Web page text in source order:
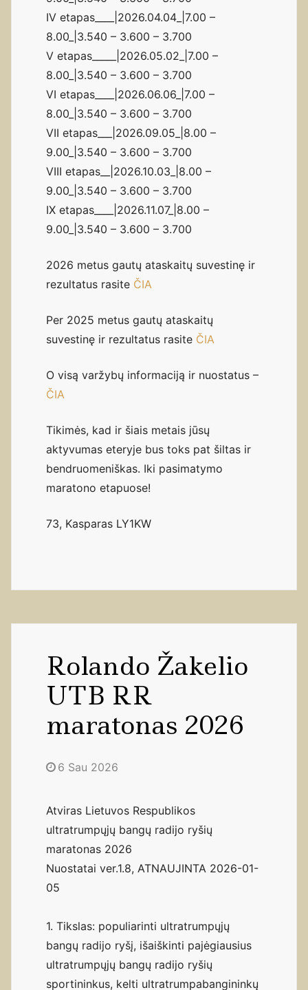
IV etapas____|2026.04.04_|7.00 –
8.00_|3.540 – 3.600 – 3.700
V etapas_____|2026.05.02_|7.00 –
8.00_|3.540 – 3.600 – 3.700
VI etapas____|2026.06.06_|7.00 –
8.00_|3.540 – 3.600 – 3.700
VII etapas___|2026.09.05_|8.00 –
9.00_|3.540 – 3.600 – 3.700
VIII etapas__|2026.10.03_|8.00 –
9.00_|3.540 – 3.600 – 3.700
IX etapas____|2026.11.07_|8.00 –
9.00_|3.540 – 3.600 – 3.700
2026 metus gautų ataskaitų suvestinę ir
rezultatus rasite ČIA
Per 2025 metus gautų ataskaitų
suvestinę ir rezultatus rasite ČIA
O visą varžybų informaciją ir nuostatus –
ČIA
Tikimės, kad ir šiais metais jūsų
aktyvumas eteryje bus toks pat šiltas ir
bendruomeniškas. Iki pasimatymo
maratono etapuose!
73, Kasparas LY1KW
Rolando Žakelio
UTB RR
maratonas 2026
6 Sau 2026
Atviras Lietuvos Respublikos
ultratrumpųjų bangų radijo ryšių
maratonas 2026
Nuostatai ver.1.8, ATNAUJINTA 2026-01-
05
1. Tikslas: populiarinti ultratrumpųjų
bangų radijo ryšį, išaiškinti pajėgiausius
ultratrumpųjų bangų radijo ryšių
sportininkus, kelti ultratrumpabangininkų